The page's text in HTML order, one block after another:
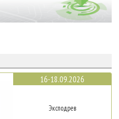
16-18.09.2026
Эксподрев